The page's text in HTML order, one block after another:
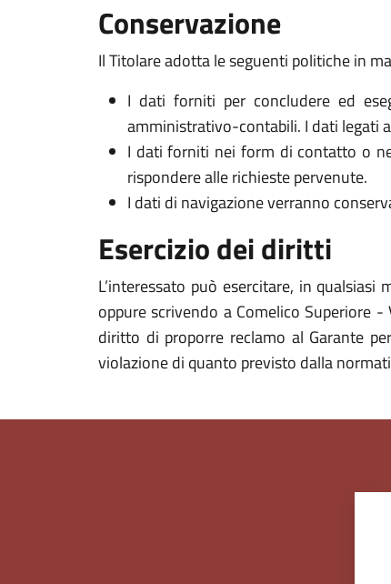
Conservazione
Il Titolare adotta le seguenti politiche in
I dati forniti per concludere ed
amministrativo-contabili. I dati legati
I dati forniti nei form di contatto o
rispondere alle richieste pervenute.
I dati di navigazione verranno
Esercizio dei diritti
L’interessato può esercitare, in
oppure scrivendo a Comelico Superiore
diritto di proporre reclamo al Garante
violazione di quanto previsto dalla